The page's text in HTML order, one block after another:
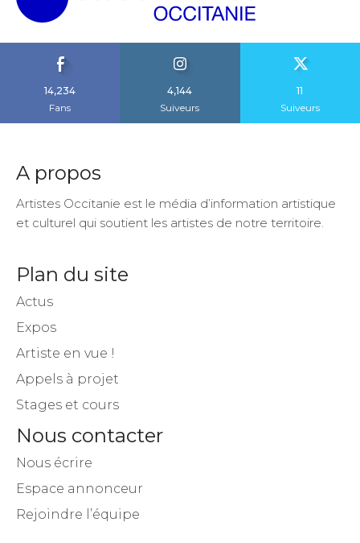
14,234
Fans
4,144
Suiveurs
11
Suiveurs
A propos
Artistes Occitanie est le média d’information artistique
et culturel qui soutient les artistes de notre territoire.
Plan du site
Actus
Expos
Artiste en vue !
Appels à projet
Stages et cours
Nous contacter
Nous écrire
Espace annonceur
Rejoindre l’équipe